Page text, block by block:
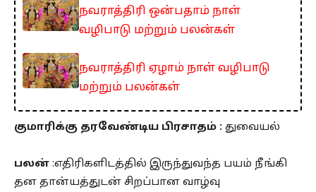
நவராத்திரி ஒன்பதாம் நாள்
வழிபாடு மற்றும் பலன்கள்
நவராத்திரி ஏழாம் நாள் வழிபாடு
மற்றும் பலன்கள்
குமாரிக்கு தரவேண்டிய பிரசாதம் : துவையல்
பலன் :எதிரிகளிடத்தில் இருந்துவந்த பயம் நீங்கி
தன தான்யத்துடன் சிறப்பான வாழ்வு